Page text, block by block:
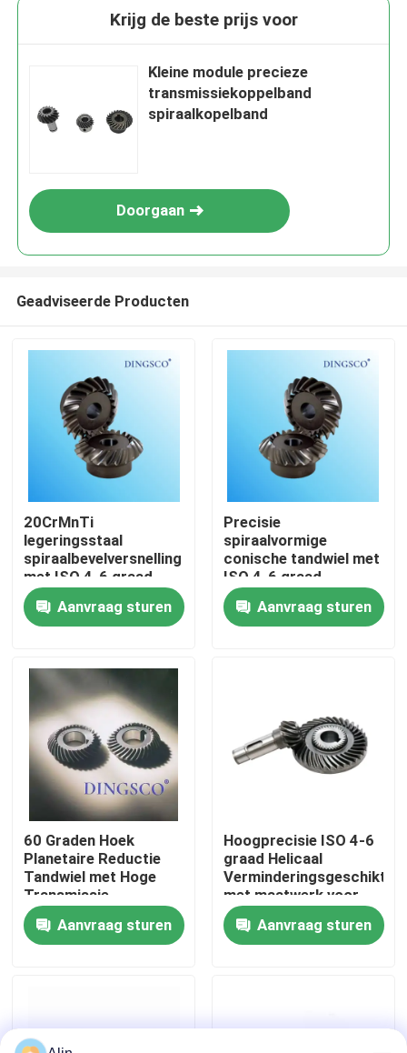
Thuis
Producten
Over Ons
Fabriekstour
Kwaliteitscontrole
Neem contact met ons op
Nieuws
Vraag een offerte
Krijg de beste prijs voor
Kleine module precieze
transmissiekoppelband
spiraalkopelband
Doorgaan
Geadviseerde Producten
20CrMnTi
legeringsstaal
spiraalbevelversnelling
met ISO 4-6 graad
nauwkeurigheid voor
zware rechthoekige
transmissie
Aanvraag sturen
Precisie
spiraalvormige
conische tandwiel met
ISO 4-6 graad
nauwkeurigheid en
carburatie en
quenching voor
Aanvraag sturen
60 Graden Hoek
Planetaire Reductie
Tandwiel met Hoge
Transmissie
Efficiëntie en ISO 4-6
Graad Nauwkeurigheid
Aanvraag sturen
Hoogprecisie ISO 4-6
graad Helicaal
Verminderingsgeschikt
met maatwerk voor
aardewerkmachines
Aanvraag sturen